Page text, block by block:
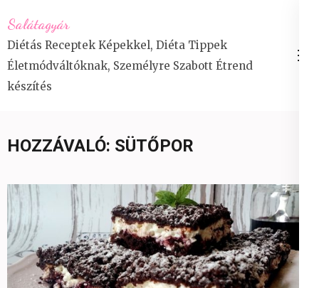
to
content
(Press
Enter)
Salátagyár
Diétás Receptek Képekkel, Diéta Tippek
Életmódváltóknak, Személyre Szabott Étrend
készítés
HOZZÁVALÓ: SÜTŐPOR